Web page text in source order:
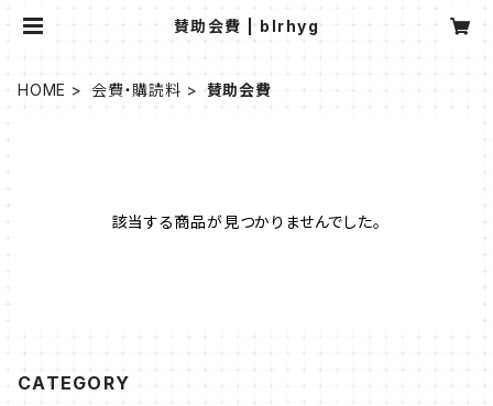
賛助会費 | blrhyg
HOME 会費・購読料 賛助会費
該当する商品が見つかりませんでした。
CATEGORY